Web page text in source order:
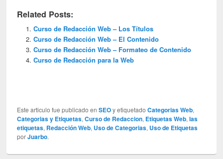
Related Posts:
Curso de Redacción Web – Los Títulos
Curso de Redacción Web – El Contenido
Curso de Redacción Web – Formateo de Contenido
Curso de Redacción para la Web
Este articulo fue publicado enSEOy etiquetadoCategorias Web,
Categorias y Etiquetas,Curso de Redaccion, Etiquetas Web,las
etiquetas, Redacción Web, Uso de Categorias, Uso de Etiquetas
porJuarbo.